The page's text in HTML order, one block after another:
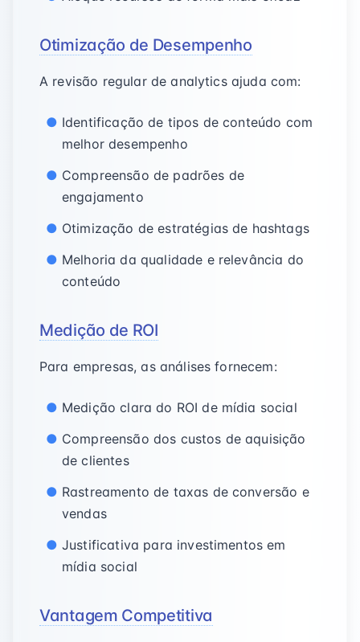
Otimização de Desempenho
A revisão regular de analytics ajuda com:
Identificação de tipos de conteúdo com
melhor desempenho
Compreensão de padrões de
engajamento
Otimização de estratégias de hashtags
Melhoria da qualidade e relevância do
conteúdo
Medição de ROI
Para empresas, as análises fornecem:
Medição clara do ROI de mídia social
Compreensão dos custos de aquisição
de clientes
Rastreamento de taxas de conversão e
vendas
Justificativa para investimentos em
mídia social
Vantagem Competitiva